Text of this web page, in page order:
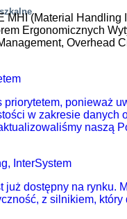
(Material
Ergonomicznych
Overhead
ponieważ
w zakresie danych
naszą
InterSystem
już dostępny na rynku.
z silnikiem,